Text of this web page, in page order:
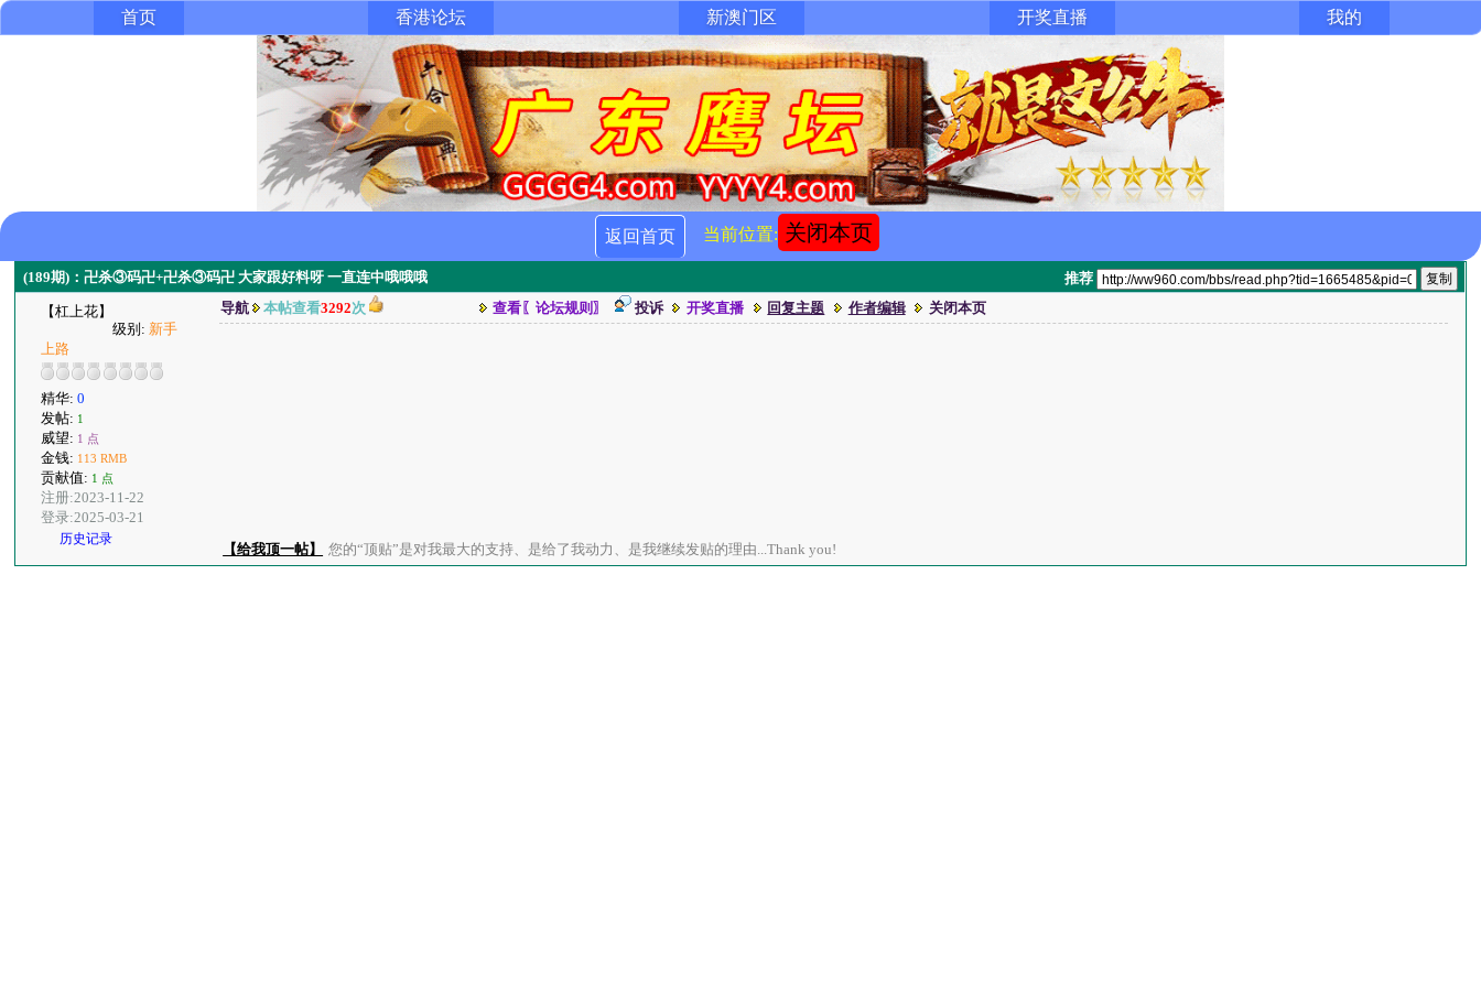
首页 香港论坛 新澳门区 开奖直播 我的
返回首页 当前位置: 关闭本页
(189期)：卍杀③码卍+卍杀③码卍 大家跟好料呀 一直连中哦哦哦 推荐
【杠上花】
级别: 新手
上路
精华:0
发帖: 1
威望: 1 点
金钱: 113 RMB
贡献值: 1 点
注册:2023-11-22
登录:2025-03-21
历史记录
导航 本帖查看3292次 查看〖论坛规则〗 投诉 开奖直播 回复主题 作者编辑 关闭本页
【给我顶一帖】 您的“顶贴”是对我最大的支持、是给了我动力、是我继续发贴的理由...Thank you!